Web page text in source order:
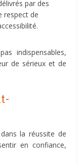
par des
respect de
indispensables,
de sérieux et de
la réussite de
en confiance,